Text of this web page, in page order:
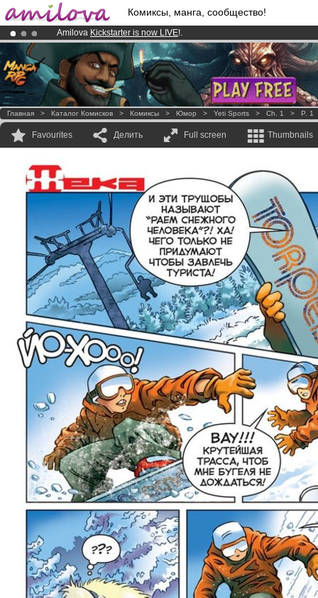
Комиксы, манга, сообщество!
Amilova Kickstarter is now LIVE!.
Premium membership from3.95 eurosper month !Get membership
Already 100000 membersand 1000 comics & mangas!.
Главная > Каталог Комисков > Комиксы > Юмор > Yeti Sports > Ch. 1 > P. 1
Favourites Делить Full screen Thumbnails